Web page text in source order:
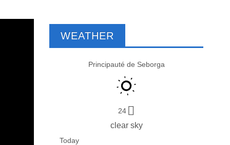
WEATHER
Principauté de Seborga
24
clear sky
Today